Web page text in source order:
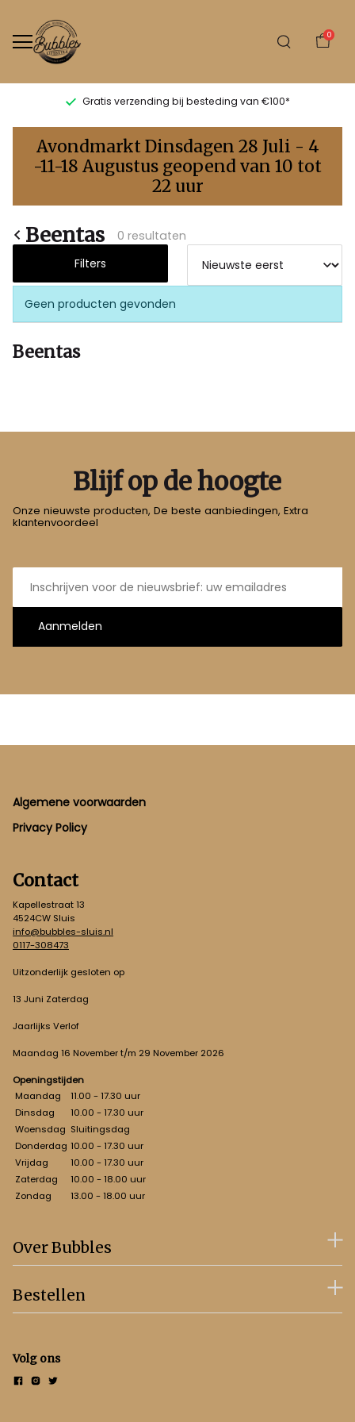
0
Gratis verzending bij besteding van €100*
Beentas
Bubbles
Sluis
Avondmarkt Dinsdagen 28 Juli - 4
-11-18 Augustus geopend van 10 tot
22 uur
Beentas
0 resultaten
Filters
Geen producten gevonden
Beentas
Blijf op de hoogte
Onze nieuwste producten, De beste aanbiedingen, Extra
klantenvoordeel
E-
mailadres
Aanmelden
Footer
Algemene voorwaarden
Privacy Policy
Contact
Kapellestraat 13
4524CW Sluis
info@bubbles-sluis.nl
0117-308473
Uitzonderlijk gesloten op
13 Juni Zaterdag
Jaarlijks Verlof
Maandag 16 November t/m 29 November 2026
Openingstijden
Maandag
11.00 - 17.30 uur
Dinsdag
10.00 - 17.30 uur
Woensdag Sluitingsdag
Donderdag 10.00 - 17.30 uur
Vrijdag
10.00 - 17.30 uur
Zaterdag
10.00 - 18.00 uur
Zondag
13.00 - 18.00 uur
Over Bubbles
Bestellen
Volg ons